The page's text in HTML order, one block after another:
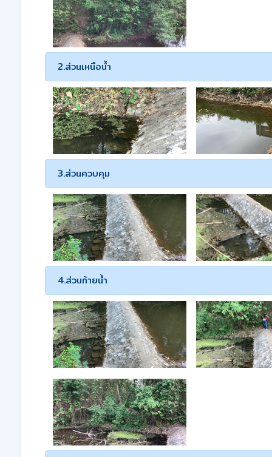
2.ส่วนเหนือน้ำ
3.ส่วนควบคุม
4.ส่วนท้ายน้ำ